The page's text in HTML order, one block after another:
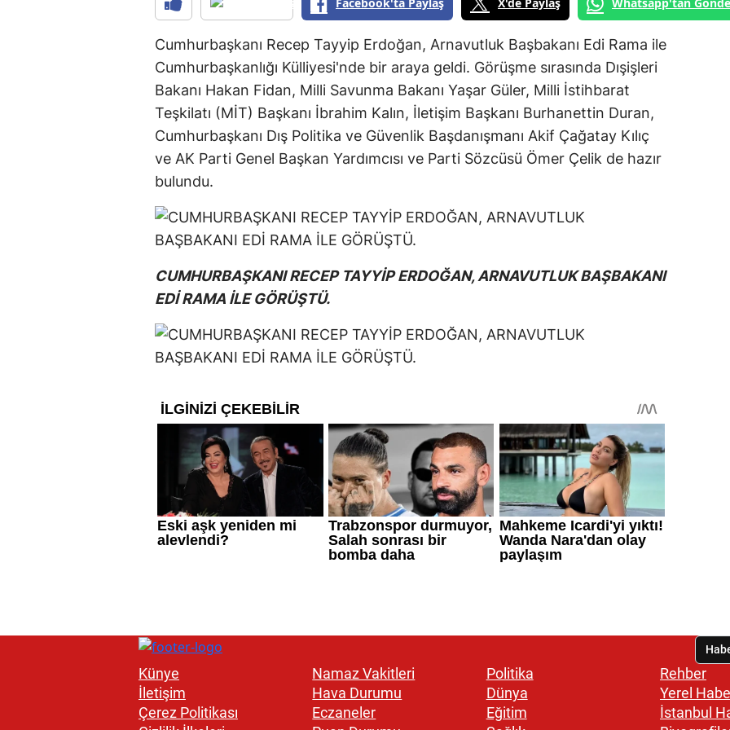
Cumhurbaşkanı Recep Tayyip Erdoğan, Arnavutluk Başbakanı Edi Rama ile
Cumhurbaşkanlığı Külliyesi'nde bir araya geldi. Görüşme sırasında Dışişleri
Bakanı Hakan Fidan, Milli Savunma Bakanı Yaşar Güler, Milli İstihbarat
Teşkilatı (MİT) Başkanı İbrahim Kalın, İletişim Başkanı Burhanettin Duran,
Cumhurbaşkanı Dış Politika ve Güvenlik Başdanışmanı Akif Çağatay Kılıç
ve AK Parti Genel Başkan Yardımcısı ve Parti Sözcüsü Ömer Çelik de hazır
bulundu.
CUMHURBAŞKANI RECEP TAYYİP ERDOĞAN, ARNAVUTLUK BAŞBAKANI
EDİ RAMA İLE GÖRÜŞTÜ.
Künye
İletişim
Çerez Politikası
Namaz Vakitleri
Hava Durumu
Eczaneler
Politika
Dünya
Eğitim
Rehber
Yerel
İstanbul